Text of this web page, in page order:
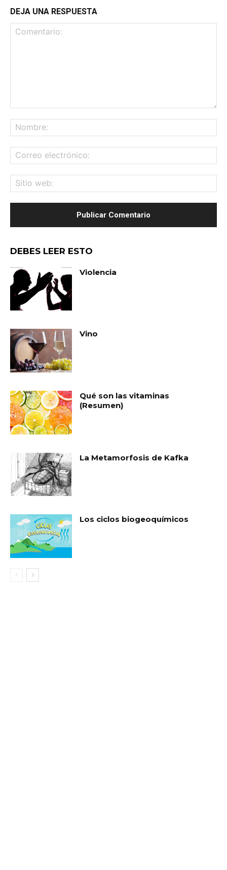
DEJA UNA RESPUESTA
DEBES LEER ESTO
Violencia
Vino
Qué son las vitaminas
(Resumen)
La Metamorfosis de Kafka
Los ciclos biogeoquímicos